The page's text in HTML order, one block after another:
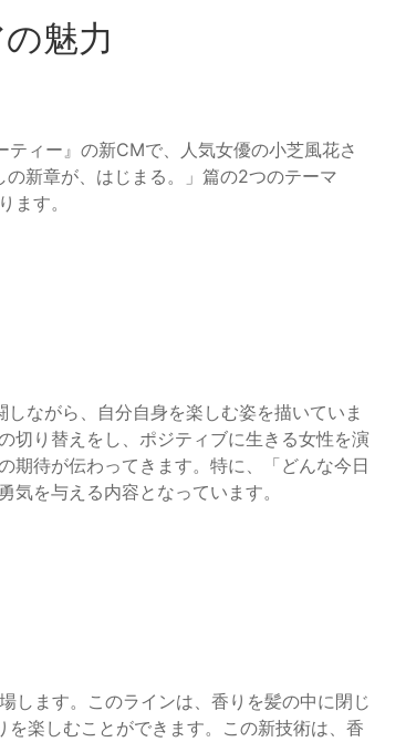
魅力
ィー』の新CMで、人気女優の小芝風花さ
新章が、はじまる。」篇の2つのテーマ
ます。
ながら、自分自身を楽しむ姿を描いていま
切り替えをし、ポジティブに生きる女性を演
期待が伝わってきます。特に、「どんな今日
を与える内容となっています。
します。このラインは、香りを髪の中に閉じ
楽しむことができます。この新技術は、香